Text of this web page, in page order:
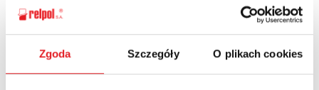
Zgoda Szczegóły O plikach cookies
Agros
Pobierz